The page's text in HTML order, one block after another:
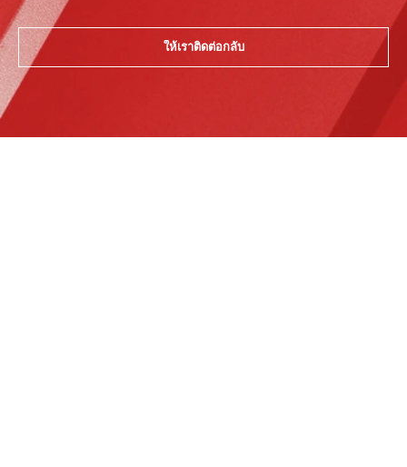
ให้เราติดต่อกลับ